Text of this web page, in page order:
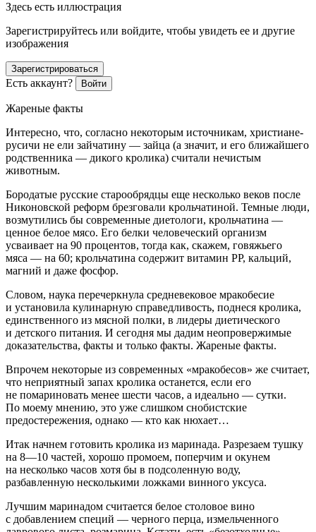
Здесь есть иллюстрация
Зарегистрируйтесь или войдите, чтобы увидеть ее и другие
изображения
Зарегистрироваться
Есть аккаунт? Войти
Жареные факты
Интересно, что, согласно некоторым источникам, христиане-
русичи не ели зайчатину — зайца (а значит, и его ближайшего
родственника — дикого кролика) считали нечистым
животным.
Бородатые русские старообрядцы еще несколько веков после
Никоновской реформ брезговали крольчатиной. Темные люди,
возмутились бы современные диетологи, крольчатина —
ценное белое мясо. Его белки человеческий организм
усваивает на 90 процентов, тогда как, скажем, говяжьего
мяса — на 60; крольчатина содержит витамин РР, кальций,
магний и даже фосфор.
Словом, наука перечеркнула средневековое мракобесие
и установила кулинарную справедливость, поднеся кролика,
единственного из мясной полки, в лидеры диетического
и детского питания. И сегодня мы дадим неопровержимые
доказательства, факты и только факты. Жареные факты.
Впрочем некоторые из современных «мракобесов» же считает,
что неприятный запах кролика останется, если его
не помариновать менее шести часов, а идеально — сутки.
По моему мнению, это уже слишком снобистские
предостережения, однако — кто как нюхает…
Итак начнем готовить кролика из маринада. Разрезаем тушку
на 8—10 частей, хорошо промоем, поперчим и окунем
на несколько часов хотя бы в подсоленную воду,
разбавленную несколькими ложками винного уксуса.
Лучшим маринадом считается белое столовое вино
с добавлением специй — черного перца, измельченного